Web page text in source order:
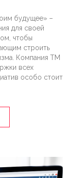
будущее» –
для своей
чтобы
строить
Компания TM
всех
особо стоит